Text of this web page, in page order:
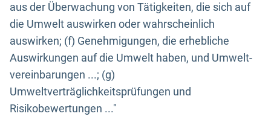
aus der Überwachung von Tätigkeiten, die sich auf
die Umwelt auswirken oder wahrscheinlich
auswirken; (f) Genehmigungen, die erhebliche
Auswirkungen auf die Umwelt haben, und Umwelt-
vereinbarungen ...; (g)
Umweltverträglichkeitsprüfungen und
Risikobewertungen ..."